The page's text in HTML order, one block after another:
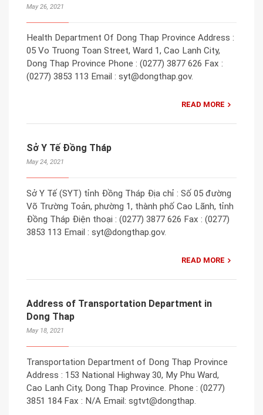
May 26, 2021
Health Department Of Dong Thap Province Address :
05 Vo Truong Toan Street, Ward 1, Cao Lanh City,
Dong Thap Province Phone : (0277) 3877 626 Fax :
(0277) 3853 113 Email : syt@dongthap.gov.
READ MORE
Sở Y Tế Đồng Tháp
May 24, 2021
Sở Y Tế (SYT) tỉnh Đồng Tháp Địa chỉ : Số 05 đường
Võ Trường Toản, phường 1, thành phố Cao Lãnh, tỉnh
Đồng Tháp Điện thoại : (0277) 3877 626 Fax : (0277)
3853 113 Email : syt@dongthap.gov.
READ MORE
Address of Transportation Department in
Dong Thap
May 18, 2021
Transportation Department of Dong Thap Province
Address : 153 National Highway 30, My Phu Ward,
Cao Lanh City, Dong Thap Province. Phone : (0277)
3851 184 Fax : N/A Email: sgtvt@dongthap.